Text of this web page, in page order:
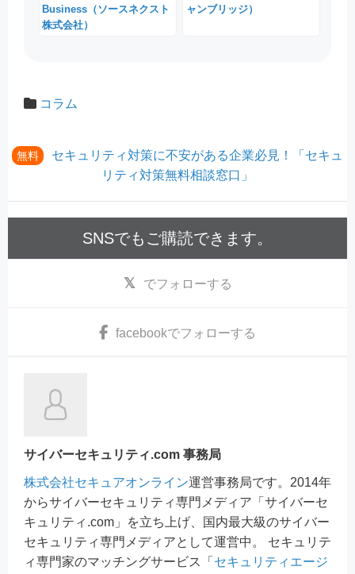
Business（ソースネクスト
株式会社）
ャンブリッジ）
コラム
無料
セキュリティ対策に不安がある企業必見！「セキュ
リティ対策無料相談窓口」
SNSでもご購読できます。
でフォローする
facebookでフォローする
サイバーセキュリティ.com 事務局
株式会社セキュアオンライン運営事務局です。2014年
からサイバーセキュリティ専門メディア「サイバーセ
キュリティ.com」を立ち上げ、国内最大級のサイバー
セキュリティ専門メディアとして運営中。 セキュリテ
ィ専門家のマッチングサービス「 セキュリティエージ